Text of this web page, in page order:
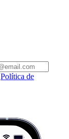
Política de